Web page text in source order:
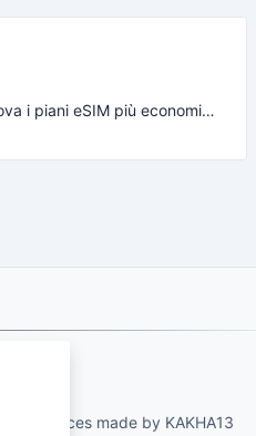
CheapereSIM — Trova i piani eSIM più economici per viaggiare nel 2026
services made by KAKHA13